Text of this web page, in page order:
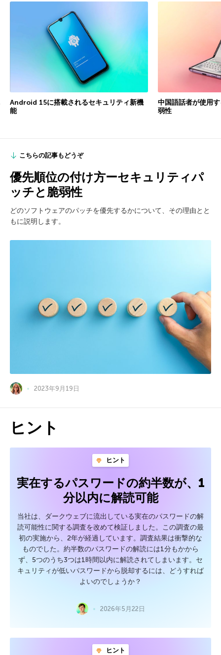
Android 15に搭載されるセキュリティ新機
能
中国語話者が使用
弱性
こちらの記事もどうぞ
優先順位の付け方ーセキュリティパ
ッチと脆弱性
どのソフトウェアのパッチを優先するかについて、その理由とと
もに説明します。
2023年9月19日
ヒント
ヒント
実在するパスワードの約半数が、1
分以内に解読可能
当社は、ダークウェブに流出している実在のパスワードの解
読可能性に関する調査を改めて検証しました。この調査の最
初の実施から、2年が経過しています。調査結果は衝撃的な
ものでした。約半数のパスワードの解読には1分もかから
ず、5つのうち3つは1時間以内に解読されてしまいます。セ
キュリティが低いパスワードから脱却するには、どうすれば
よいのでしょうか？
2026年5月22日
ヒント